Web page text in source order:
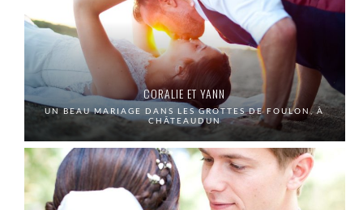
CORALIE ET YANN
UN BEAU MARIAGE DANS LES GROTTES DE FOULON, À
CHÂTEAUDUN